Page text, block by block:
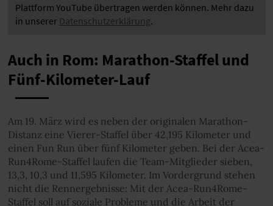
Plattform YouTube übertragen werden können. Mehr dazu
in unserer Datenschutzerklärung.
Auch in Rom: Marathon-Staffel und
Fünf-Kilometer-Lauf
Am 19. März wird es neben der originalen Marathon-
Distanz eine Vierer-Staffel über 42,195 Kilometer und
einen Fun Run über fünf Kilometer geben. Bei der Acea-
Run4Rome-Staffel laufen die Team-Mitglieder sieben,
13,3, 10,3 und 11,595 Kilometer. Im Vordergrund stehen
nicht die Rennergebnisse: Mit der Acea-Run4Rome-
Staffel soll auf soziale Probleme und die Arbeit der